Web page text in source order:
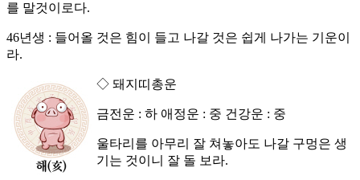
를 말것이로다.
46년생 : 들어올 것은 힘이 들고 나갈 것은 쉽게 나가는 기운이
라.
◇ 돼지띠총운
금전운 : 하 애정운 : 중 건강운 : 중
울타리를 아무리 잘 쳐놓아도 나갈 구멍은 생
기는 것이니 잘 돌 보라.